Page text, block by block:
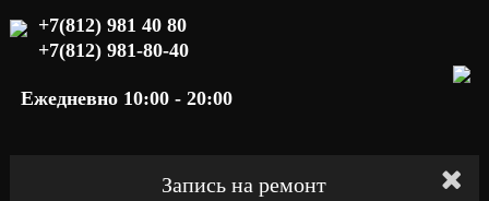
+7(812) 981 40 80
+7(812) 981-80-40
Ежедневно 10:00 - 20:00
Запись на ремонт